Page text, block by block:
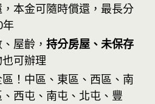
本金可隨時償還，最長分
年
屋齡， 持分房屋、未保存
可辦理
！中區、東區、西區、南
西屯、南屯、北屯、豐